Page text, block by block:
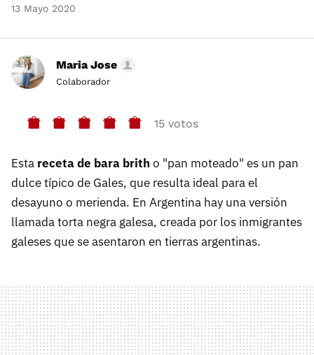
13 Mayo 2020
Maria Jose
Colaborador
15 votos
Esta receta de bara brith o "pan moteado" es un pan
dulce típico de Gales, que resulta ideal para el
desayuno o merienda. En Argentina hay una versión
llamada torta negra galesa, creada por los inmigrantes
galeses que se asentaron en tierras argentinas.